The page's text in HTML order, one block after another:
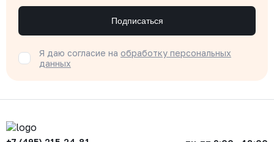
Подписаться
Я даю согласие на обработку персональных
данных